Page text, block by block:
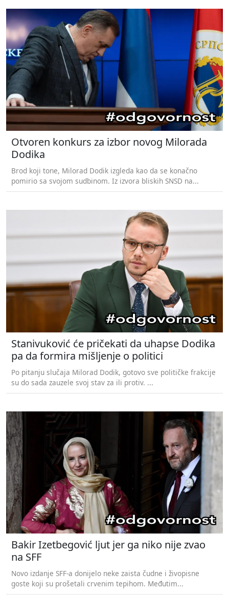
Otvoren konkurs za izbor novog Milorada
Dodika
Brod koji tone, Milorad Dodik izgleda kao da se konačno
pomirio sa svojom sudbinom. Iz izvora bliskih SNSD na...
Stanivuković će pričekati da uhapse Dodika
pa da formira mišljenje o politici
Po pitanju slučaja Milorad Dodik, gotovo sve političke frakcije
su do sada zauzele svoj stav za ili protiv. ...
Bakir Izetbegović ljut jer ga niko nije zvao
na SFF
Novo izdanje SFF-a donijelo neke zaista čudne i živopisne
goste koji su prošetali crvenim tepihom. Međutim...